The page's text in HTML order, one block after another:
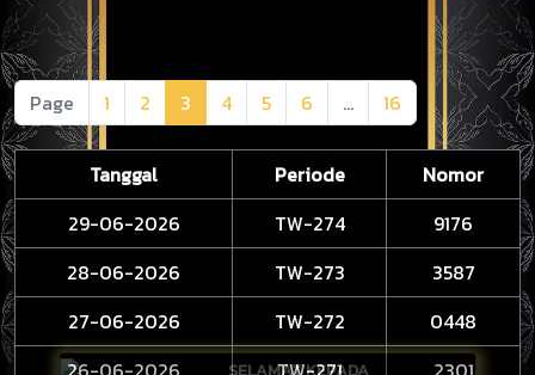
Page 1 2 3 4 5 6 ... 16
Tanggal Periode
Nomor
29-06-2026
TW-274
9176
28-06-2026
TW-273
3587
27-06-2026
TW-272
0448